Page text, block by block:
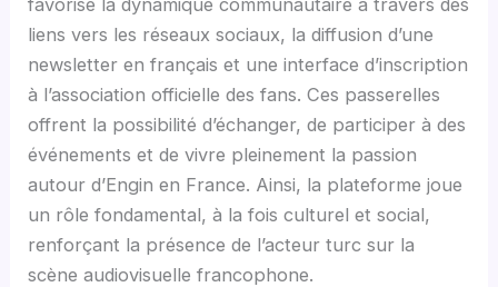
liens vers les réseaux sociaux, la diffusion d’une
newsletter en français et une interface d’inscription
à l’association officielle des fans. Ces passerelles
offrent la possibilité d’échanger, de participer à des
événements et de vivre pleinement la passion
autour d’Engin en France. Ainsi, la plateforme joue
un rôle fondamental, à la fois culturel et social,
renforçant la présence de l’acteur turc sur la
scène audiovisuelle francophone.